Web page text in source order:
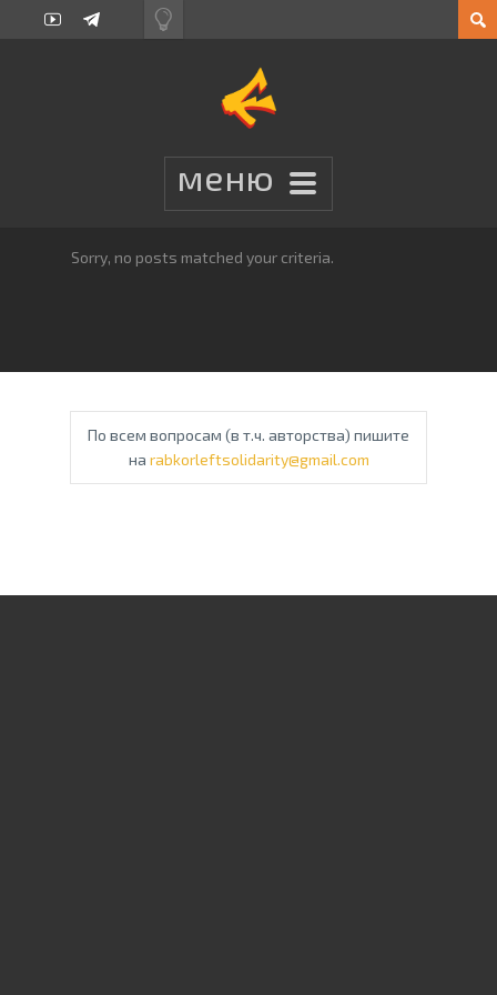
Sorry, no posts matched your criteria.
По всем вопросам (в т.ч. авторства) пишите
на rabkorleftsolidarity@gmail.com